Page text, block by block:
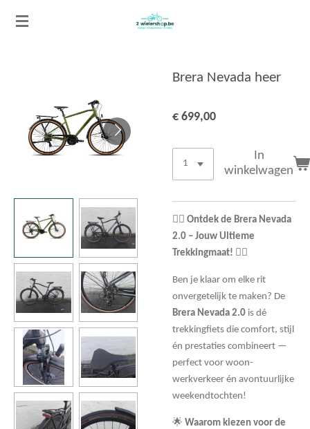
Ga
direct
Brera Nevada heer
€ 699,00
In
winkelwagen
🚴‍♂️ Ontdek de Brera Nevada
2.0 – Jouw Ultieme
Trekkingmaat! 🚴‍♀️
Ben je klaar om elke rit
onvergetelijk te maken? De
Brera Nevada 2.0 is dé
trekkingfiets die comfort, stijl
én prestaties combineert —
perfect voor woon-
werkverkeer én avontuurlijke
weekendtochten!
🌟 Waarom kiezen voor de